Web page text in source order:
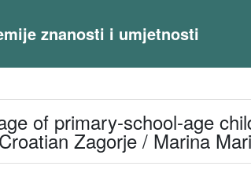
znanosti i umjetnosti
of primary-school-age
Zagorje / Marina